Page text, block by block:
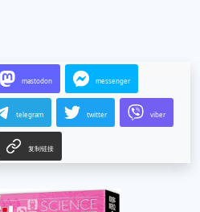
mastodon messenger
telegram twitter viber
复制链接